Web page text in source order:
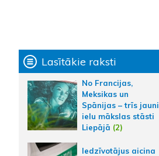
Lasītākie raksti
No Francijas,
Meksikas un
Spānijas – trīs jauni
ielu mākslas stāsti
Liepājā (2)
Iedzīvotājus aicina